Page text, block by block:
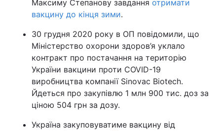
Максиму Степанову завдання отримати
вакцину до кінця зими.
30 грудня 2020 року в ОП повідомили, що
Міністерство охорони здоров’я уклало
контракт про постачання на територію
України вакцини проти COVID-19
виробництва компанії Sinovac Biotech.
Йдеться про закупівлю 1 млн 900 тис. доз за
ціною 504 грн за дозу.
Україна закуповуватиме вакцину від